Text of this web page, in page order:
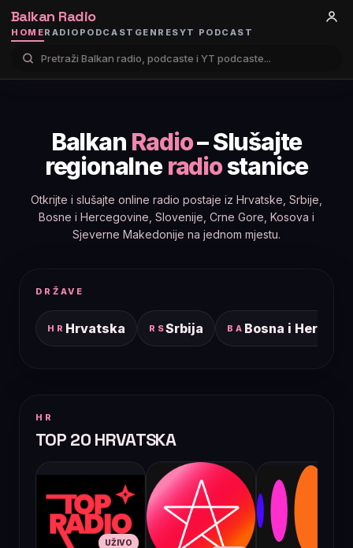
Balkan Radio
HOMERADIO PODCAST GENRESYT PODCAST
Balkan Radio– Slušajte
regionalneradiostanice
Otkrijte i slušajte online radio postaje iz Hrvatske, Srbije,
Bosne i Hercegovine, Slovenije, Crne Gore, Kosova i
Sjeverne Makedonije na jednom mjestu.
DRŽAVE
HR Hrvatska RSSrbija BA Bosna i
HR
TOP 20 HRVATSKA
UŽIVO